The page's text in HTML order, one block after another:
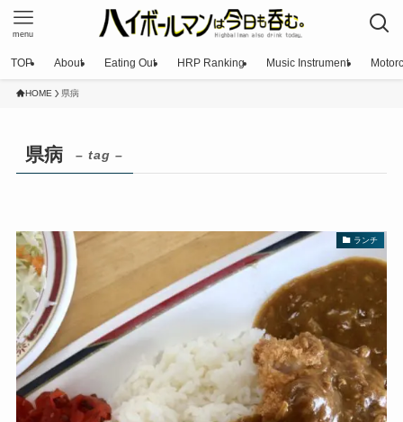
menu
TOP About Eating Out HRP Ranking Music Instrument
HOME 県病
県病 – tag –
ランチ